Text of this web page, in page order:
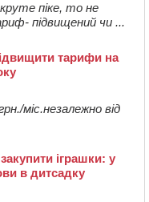
піке, то не
підвищений чи ...
тарифи на
міс.незалежно від
іграшки: у
в дитсадку